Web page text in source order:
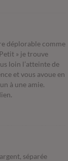
déplorable comme
» je trouve
loin l’atteinte de
et vous avoue en
à une amie.
séparée